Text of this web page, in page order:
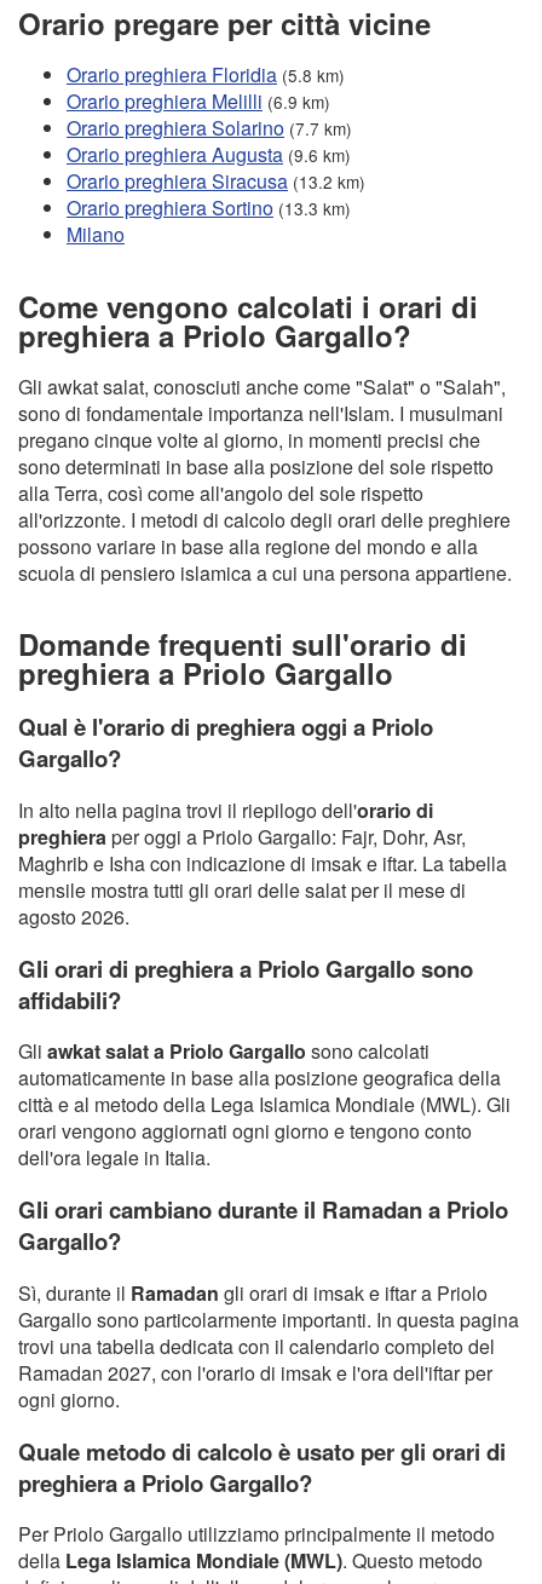
Orario pregare per città vicine
Orario preghiera Floridia (5.8 km)
Orario preghiera Melilli (6.9 km)
Orario preghiera Solarino (7.7 km)
Orario preghiera Augusta (9.6 km)
Orario preghiera Siracusa (13.2 km)
Orario preghiera Sortino (13.3 km)
Milano
Come vengono calcolati i orari di
preghiera a Priolo Gargallo?
Gli awkat salat, conosciuti anche come "Salat" o "Salah",
sono di fondamentale importanza nell'Islam. I musulmani
pregano cinque volte al giorno, in momenti precisi che
sono determinati in base alla posizione del sole rispetto
alla Terra, così come all'angolo del sole rispetto
all'orizzonte. I metodi di calcolo degli orari delle preghiere
possono variare in base alla regione del mondo e alla
scuola di pensiero islamica a cui una persona appartiene.
Domande frequenti sull'orario di
preghiera a Priolo Gargallo
Qual è l'orario di preghiera oggi a Priolo
Gargallo?
In alto nella pagina trovi il riepilogo dell'orario di
preghieraper oggi a Priolo Gargallo: Fajr, Dohr, Asr,
Maghrib e Isha con indicazione di imsak e iftar. La tabella
mensile mostra tutti gli orari delle salat per il mese di
agosto 2026.
Gli orari di preghiera a Priolo Gargallo sono
affidabili?
Gli awkat salat a Priolo Gargallo sono calcolati
automaticamente in base alla posizione geografica della
città e al metodo della Lega Islamica Mondiale (MWL). Gli
orari vengono aggiornati ogni giorno e tengono conto
dell'ora legale in Italia.
Gli orari cambiano durante il Ramadan a Priolo
Gargallo?
Sì, durante il Ramadan gli orari di imsak e iftar a Priolo
Gargallo sono particolarmente importanti. In questa pagina
trovi una tabella dedicata con il calendario completo del
Ramadan 2027, con l'orario di imsak e l'ora dell'iftar per
ogni giorno.
Quale metodo di calcolo è usato per gli orari di
preghiera a Priolo Gargallo?
Per Priolo Gargallo utilizziamo principalmente il metodo
della Lega Islamica Mondiale (MWL). Questo metodo